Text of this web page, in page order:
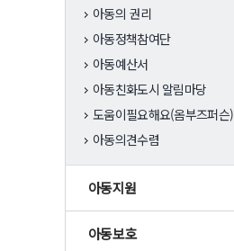
아동의 권리
아동정책참여단
아동예산서
아동친화도시 알림마당
도움이필요해요(옴부즈퍼슨)
아동의견수렴
아동지원
아동보호